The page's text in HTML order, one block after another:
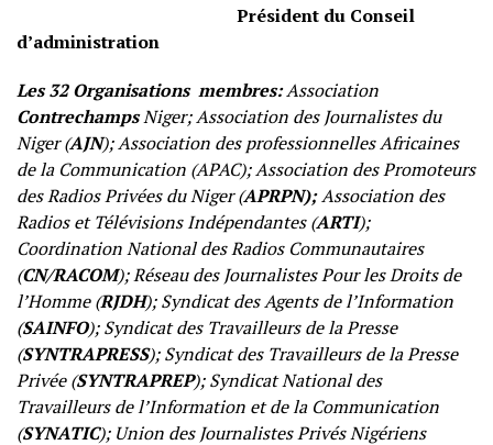
Président du Conseil
d’administration
Les 32 Organisations membres:Association
ContrechampsNiger; Association des Journalistes du
Niger (AJN); Association des professionnelles Africaines
de la Communication (APAC); Association des Promoteurs
des Radios Privées du Niger (APRPN);Association des
Radios et Télévisions Indépendantes (ARTI);
Coordination National des Radios Communautaires
(CN/RACOM); Réseau des Journalistes Pour les Droits de
l’Homme (RJDH); Syndicat des Agents de l’Information
(SAINFO); Syndicat des Travailleurs de la Presse
(SYNTRAPRESS); Syndicat des Travailleurs de la Presse
Privée (SYNTRAPREP); Syndicat National des
Travailleurs de l’Information et de la Communication
(SYNATIC); Union des Journalistes Privés Nigériens